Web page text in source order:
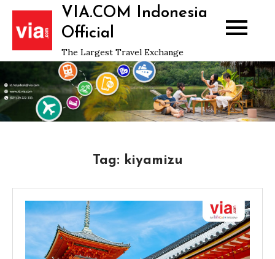
Skip
content
VIA.COM Indonesia
Official
The Largest Travel Exchange
Tag: kiyamizu